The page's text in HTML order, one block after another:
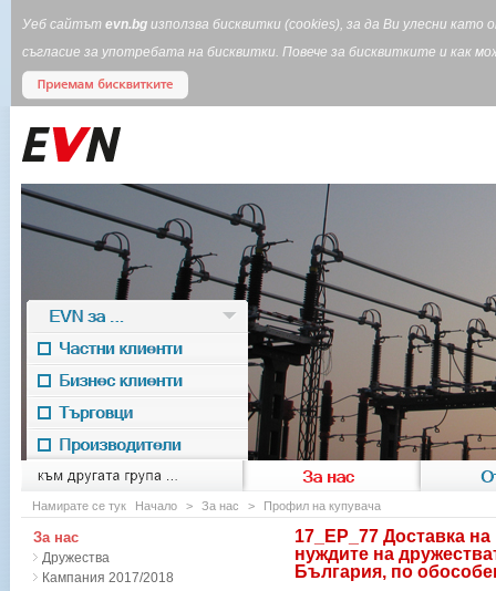
Уеб сайтът evn.bg използва бисквитки (cookies), за да Ви улесни
съгласие за употребата на бисквитки. Повече за бисквитките и
към другата група ... За нас
EVN for
EVN за ...
Частни клиенти
Бизнес клиенти
Търговци
Производители
Намирате се тук Начало > За нас > Профил на купувача
17_ЕР_77 Доставка
нуждите на
България, по
За нас
Дружества
Кампания 2017/2018